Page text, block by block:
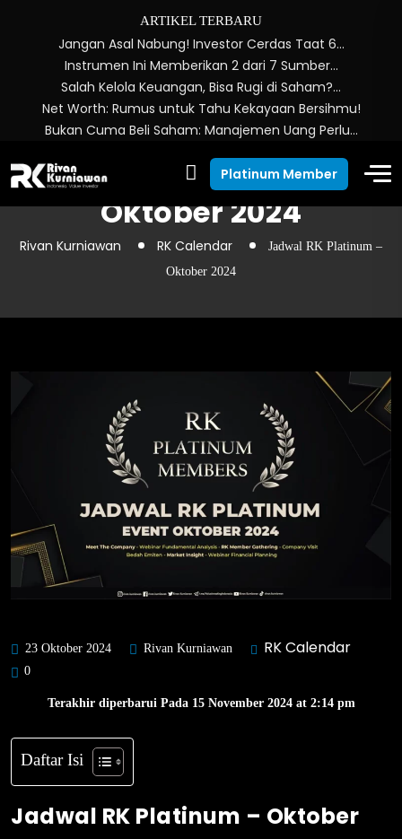
ARTIKEL TERBARU
Jangan Asal Nabung! Investor Cerdas Taat 6…
Instrumen Ini Memberikan 2 dari 7 Sumber…
Salah Kelola Keuangan, Bisa Rugi di Saham?…
Net Worth: Rumus untuk Tahu Kekayaan Bersihmu!
Bukan Cuma Beli Saham: Manajemen Uang Perlu…
Platinum Member
Jadwal RK Platinum –
Oktober 2024
Rivan Kurniawan RK Calendar
Jadwal RK Platinum –
Oktober 2024
23 Oktober 2024 Rivan Kurniawan RK Calendar
0
Terakhir diperbarui Pada 15 November 2024 at 2:14 pm
Daftar Isi
Jadwal RK Platinum – Oktober